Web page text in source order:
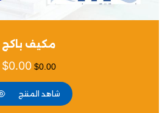
مكيف باكج
$0.00
$0.00
شاهد المنتج